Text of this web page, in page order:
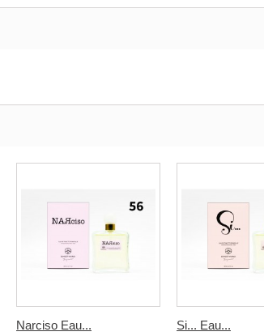
Narciso Eau... Si... Eau...